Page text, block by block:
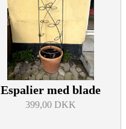
Espalier med blade
399,00 DKK